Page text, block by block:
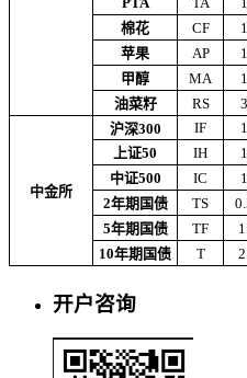
棉花
CF
苹果
AP
甲醇
MA
油菜籽
RS
中金所
沪深300 IF
上证50
IH
中证500
IC
2年期国债
TS
5年期国债
TF
10年期国债
T
开户咨询